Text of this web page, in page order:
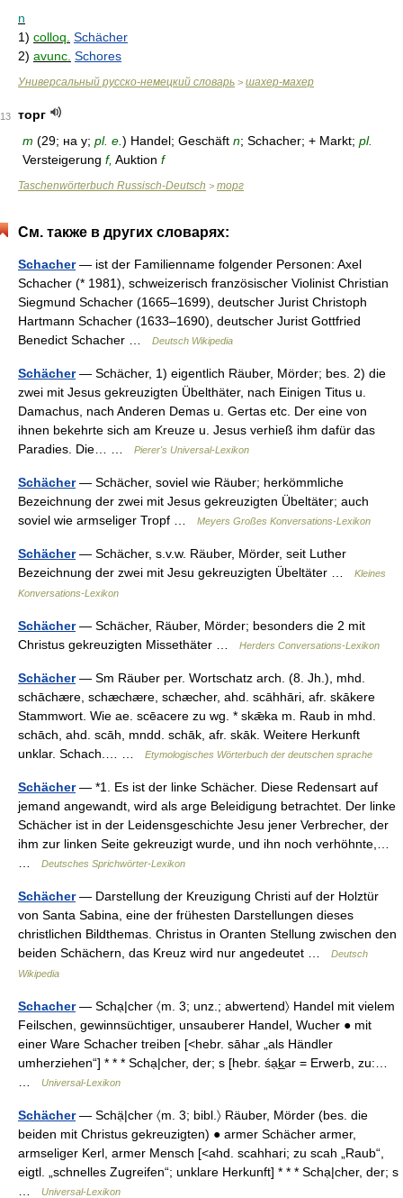
n
1) colloq. Schächer
2) avunc. Schores
Универсальный русско-немецкий словарь > шахер-махер
13
торг
m (29; на ­у; pl. e. ) Handel; Geschäft n; Schacher; + Markt; pl.
Versteigerung f, Auktion f
Taschenwörterbuch Russisch-Deutsch > торг
См. также в других словарях:
Schacher— ist der Familienname folgender Personen: Axel
Schacher (* 1981), schweizerisch französischer Violinist Christian
Siegmund Schacher (1665–1699), deutscher Jurist Christoph
Hartmann Schacher (1633–1690), deutscher Jurist Gottfried
Benedict Schacher …
Deutsch Wikipedia
Schächer— Schächer, 1) eigentlich Räuber, Mörder; bes. 2) die
zwei mit Jesus gekreuzigten Übelthäter, nach Einigen Titus u.
Damachus, nach Anderen Demas u. Gertas etc. Der eine von
ihnen bekehrte sich am Kreuze u. Jesus verhieß ihm dafür das
Paradies. Die… …
Pierer's Universal-Lexikon
Schächer— Schächer, soviel wie Räuber; herkömmliche
Bezeichnung der zwei mit Jesus gekreuzigten Übeltäter; auch
soviel wie armseliger Tropf …
Meyers Großes Konversations-Lexikon
Schächer— Schächer, s.v.w. Räuber, Mörder, seit Luther
Bezeichnung der zwei mit Jesu gekreuzigten Übeltäter …
Kleines
Konversations-Lexikon
Schächer— Schächer, Räuber, Mörder; besonders die 2 mit
Christus gekreuzigten Missethäter …
Herders Conversations-Lexikon
Schächer— Sm Räuber per. Wortschatz arch. (8. Jh.), mhd.
schāchære, schæchære, schæcher, ahd. scāhhāri, afr. skākere
Stammwort. Wie ae. scēacere zu wg. * skǣka m. Raub in mhd.
schāch, ahd. scāh, mndd. schāk, afr. skāk. Weitere Herkunft
unklar. Schach.… …
Etymologisches Wörterbuch der deutschen sprache
Schächer— *1. Es ist der linke Schächer. Diese Redensart auf
jemand angewandt, wird als arge Beleidigung betrachtet. Der linke
Schächer ist in der Leidensgeschichte Jesu jener Verbrecher, der
ihm zur linken Seite gekreuzigt wurde, und ihn noch verhöhnte,…
Deutsches Sprichwörter-Lexikon
Schächer— Darstellung der Kreuzigung Christi auf der Holztür
von Santa Sabina, eine der frühesten Darstellungen dieses
christlichen Bildthemas. Christus in Oranten Stellung zwischen den
beiden Schächern, das Kreuz wird nur angedeutet …
Deutsch
Wikipedia
Schacher— Schạ|cher 〈m. 3; unz.; abwertend〉 Handel mit vielem
Feilschen, gewinnsüchtiger, unsauberer Handel, Wucher ● mit
einer Ware Schacher treiben [<hebr. sāhar „als Händler
umherziehen“] * * * Schạ|cher, der; s [hebr. śạk̲ar = Erwerb, zu:…
Universal-Lexikon
Schächer— Schạ̈|cher 〈m. 3; bibl.〉 Räuber, Mörder (bes. die
beiden mit Christus gekreuzigten) ● armer Schächer armer,
armseliger Kerl, armer Mensch [<ahd. scahhari; zu scah „Raub“,
eigtl. „schnelles Zugreifen“; unklare Herkunft] * * * Schạ|cher, der; s
Universal-Lexikon